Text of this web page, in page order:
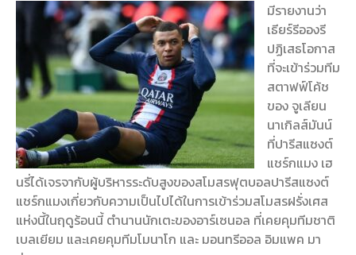
มีรายงานว่า
เธียร์รีอองรี
ปฏิเสธโอกาส
ที่จะเข้าร่วมทีม
สตาฟฟ์โค้ช
ของ จูเลียน
นาเกิลส์มันน์
ที่ปารีสแซงต์
แชร์กแมง เฮ
นรี่ได้เจรจากับผู้บริหารระดับสูงของสโมสรฟุตบอลปารีสแซงต์
แชร์กแมงเกี่ยวกับความเป็นไปได้ในการเข้าร่วมสโมสรฝรั่งเศส
แห่งนี้ในฤดูร้อนนี้ ตำนานนักเตะของอาร์เซนอล ที่เคยคุมทีมชาติ
เบลเยียม และเคยคุมทีมโมนาโก และ มอนทรีออล อิมแพค มา